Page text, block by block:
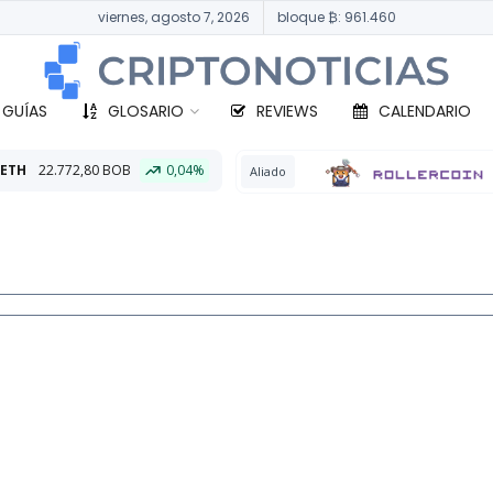
viernes, agosto 7, 2026 bloque ₿: 961.460
GLOSARIO REVIEWS CALENDARIO
0,04% Aliado BTC